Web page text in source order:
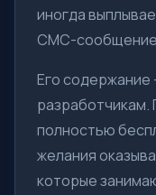
иногда
СМС-
Его содержание
полностью
желания
которые